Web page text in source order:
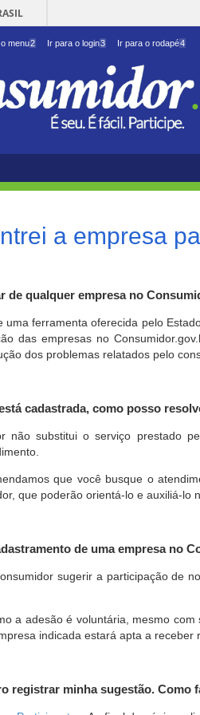
menu2 Ir para o login3 Ir para o rodapé4
a empresa
de qualquer empresa no
uma ferramenta oferecida pelo
das empresas no
dos problemas relatados pelo
cadastrada, como posso
não substitui o serviço prestado
que você busque o
que poderão orientá-lo e auxiliá-lo
de uma empresa no
sugerir a participação de
a adesão é voluntária, mesmo
indicada estará apta a receber
registrar minha sugestão. Como